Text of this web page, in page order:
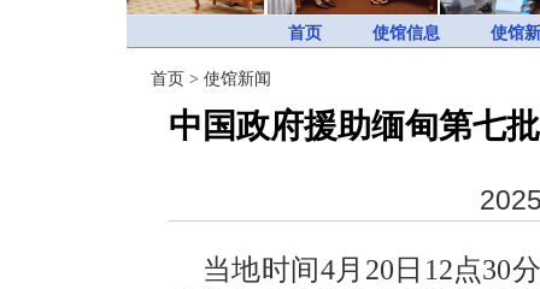
首页 使馆信息 使馆
首页 > 使馆新闻
中国政府援助缅甸第七
当地时间4月20日12点30